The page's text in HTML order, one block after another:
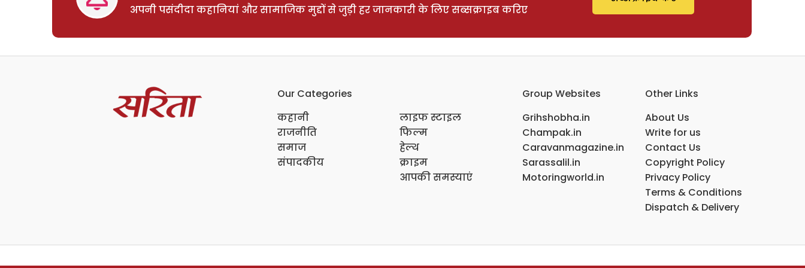
अपनी पसंदीदा कहानियां और सामाजिक मुद्दों से जुड़ी हर जानकारी के लिए सब्सक्राइब करिए
Our Categories
कहानी
राजनीति
समाज
संपादकीय
लाइफ स्टाइल
फिल्म
हेल्थ
क्राइम
आपकी समस्याएं
Group Websites
Grihshobha.in
Champak.in
Caravanmagazine.in
Sarassalil.in
Motoringworld.in
Other Links
About Us
Write for us
Contact Us
Copyright Policy
Privacy Policy
Terms & Conditions
Dispatch & Delivery